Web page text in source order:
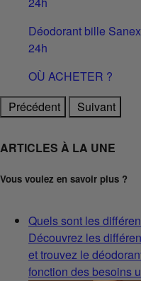
Déodorant bille
24h
OÙ ACHETER ?
Précédent
Suivant
ARTICLES À LA UNE
Vous voulez en savoir plus ?
Quels sont les
Découvrez les
et trouvez le
fonction des besoins